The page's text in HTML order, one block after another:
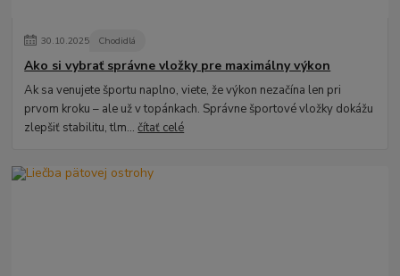
30.10.2025 Chodidlá
Ako si vybrať správne vložky pre maximálny výkon
Ak sa venujete športu naplno, viete, že výkon nezačína len pri
prvom kroku – ale už v topánkach. Správne športové vložky dokážu
zlepšiť stabilitu, tlm...čítať celé